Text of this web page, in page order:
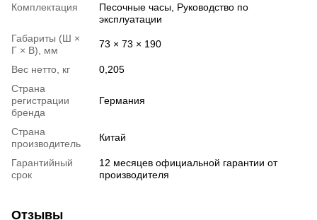
Комплектация
Песочные часы, Руководство по
эксплуатации
Габариты (Ш ×
Г × В), мм
73 × 73 × 190
Вес нетто, кг
0,205
Страна
регистрации
бренда
Германия
Страна
производитель
Китай
Гарантийный
срок
12 месяцев официальной гарантии от
производителя
Отзывы